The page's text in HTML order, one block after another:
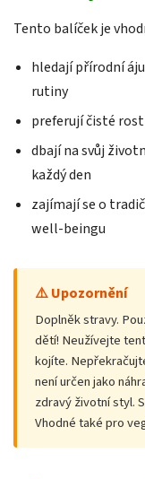
Tento balíček je
hledají přírodní
rutiny
preferují čisté
dbají na svůj
každý den
zajímají se o
well-beingu
⚠️ Upozornění
Doplněk stravy.
dětí! Neužívejte
kojíte.
není určen jako
zdravý životní styl.
Vhodné také pro